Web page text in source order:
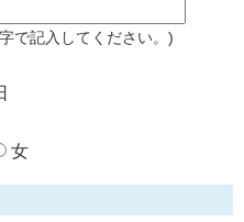
で記入してください。)
女